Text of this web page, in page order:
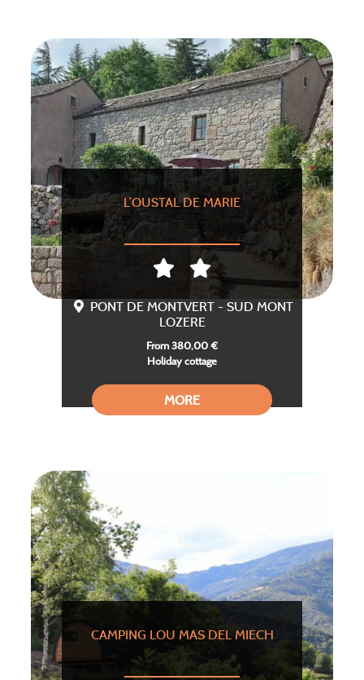
L’OUSTAL DE MARIE
PONT DE MONTVERT - SUD MONT
LOZERE
From 380,00 €
Holiday cottage
MORE
CAMPING LOU MAS DEL MIECH